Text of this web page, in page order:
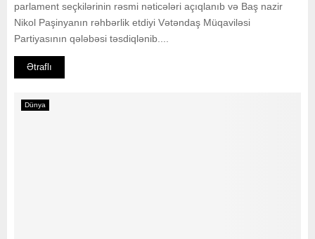
parlament seçkilərinin rəsmi nəticələri açıqlanıb və Baş nazir
Nikol Paşinyanın rəhbərlik etdiyi Vətəndaş Müqaviləsi
Partiyasının qələbəsi təsdiqlənib....
Ətraflı
Dünya